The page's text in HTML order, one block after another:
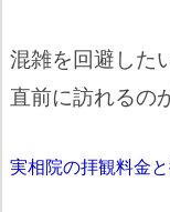
混雑を回避した
直前に訪れるの
実相院の拝観料金